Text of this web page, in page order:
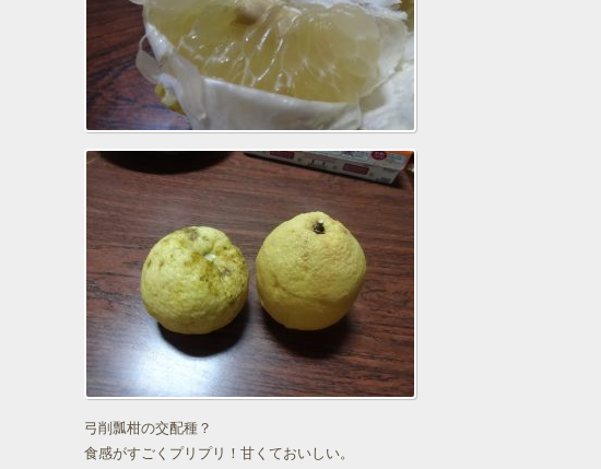
弓削瓢柑の交配種？
食感がすごくプリプリ！甘くておいしい。